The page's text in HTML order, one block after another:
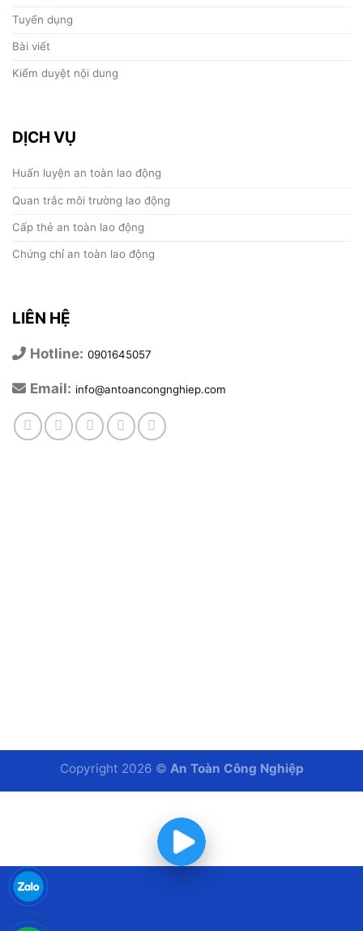
Tuyển dụng
Bài viết
Kiểm duyệt nội dung
DỊCH VỤ
Huấn luyện an toàn lao động
Quan trắc môi trường lao động
Cấp thẻ an toàn lao động
Chứng chỉ an toàn lao động
LIÊN HỆ
Hotline: 0901645057
Email: info@antoancongnghiep.com
Copyright 2026 © An Toàn Công Nghiệp